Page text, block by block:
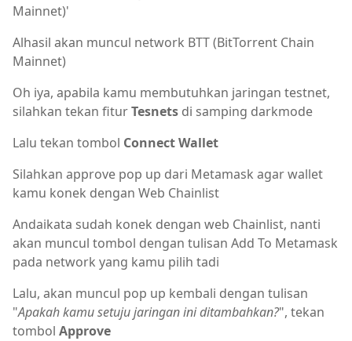
Mainnet)'
Alhasil akan muncul network BTT (BitTorrent Chain
Mainnet)
Oh iya, apabila kamu membutuhkan jaringan testnet,
silahkan tekan fiturTesnets di samping darkmode
Lalu tekan tombol Connect Wallet
Silahkan approve pop up dari Metamask agar wallet
kamu konek dengan Web Chainlist
Andaikata sudah konek dengan web Chainlist, nanti
akan muncul tombol dengan tulisan Add To Metamask
pada network yang kamu pilih tadi
Lalu, akan muncul pop up kembali dengan tulisan
"Apakah kamu setuju jaringan ini ditambahkan?", tekan
tombol Approve